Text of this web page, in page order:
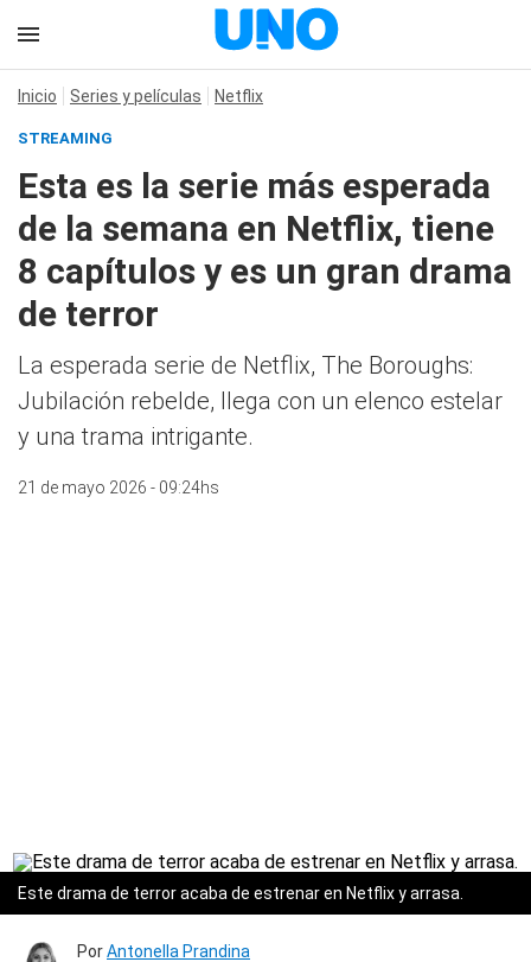
Inicio Series y películas Netflix
STREAMING
Esta es la serie más esperada
de la semana en Netflix, tiene
8 capítulos y es un gran drama
de terror
La esperada serie de Netflix, The Boroughs:
Jubilación rebelde, llega con un elenco estelar
y una trama intrigante.
21 de mayo 2026 - 09:24hs
Este drama de terror acaba de estrenar en Netflix y arrasa.
PorAntonella Prandina